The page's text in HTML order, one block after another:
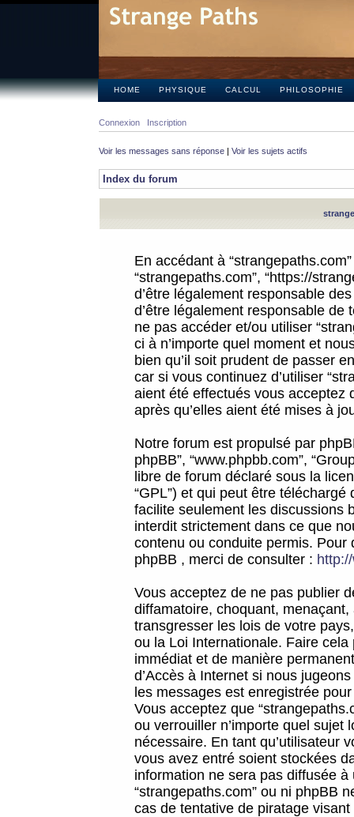
HOME PHYSIQUE CALCUL PHILOSOPHIE
Connexion Inscription
Voir les messages sans réponse | Voir les sujets actifs
Index du forum
En accédant à
“strangepaths.com”, “https://
d’être légalement responsable
d’être légalement responsable
ne pas accéder et/ou utiliser
ci à n’importe quel moment et
bien qu’il soit prudent de passer
car si vous continuez d’utiliser
aient été effectués vous acceptez
après qu’elles aient été mises à
Notre forum est propulsé par
phpBB”, “www.phpbb.com”,
libre de forum déclaré sous la
“GPL”) et qui peut être téléchargé
facilite seulement les discussions
interdit strictement dans ce que
contenu ou conduite permis.
phpBB , merci de consulter :
Vous acceptez de ne pas publier
diffamatoire, choquant,
transgresser les lois de votre
ou la Loi Internationale. Faire
immédiat et de manière
d’Accès à Internet si nous
les messages est enregistrée
Vous acceptez que
ou verrouiller n’importe quel sujet
nécessaire. En tant qu’utilisateur
vous avez entré soient stockées
information ne sera pas diffusée
“strangepaths.com” ou ni phpBB
cas de tentative de piratage